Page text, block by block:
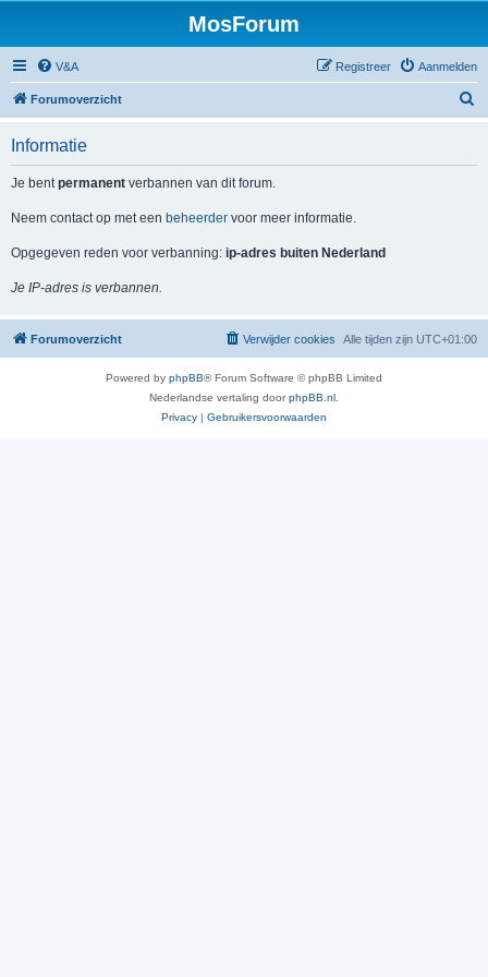
MosForum
V&A Aanmelden
Registreer
Forumoverzicht
Informatie
Je bentpermanent verbannen van dit forum.
Neem contact op met een beheerder voor meer informatie.
Opgegeven reden voor verbanning: ip-adres buiten Nederland
Je IP-adres is verbannen.
Forumoverzicht Alle tijden zijn UTC+01:00
Verwijder cookies
Powered by phpBB® Forum Software © phpBB Limited
Nederlandse vertaling doorphpBB.nl
Privacy | Gebruikersvoorwaarden